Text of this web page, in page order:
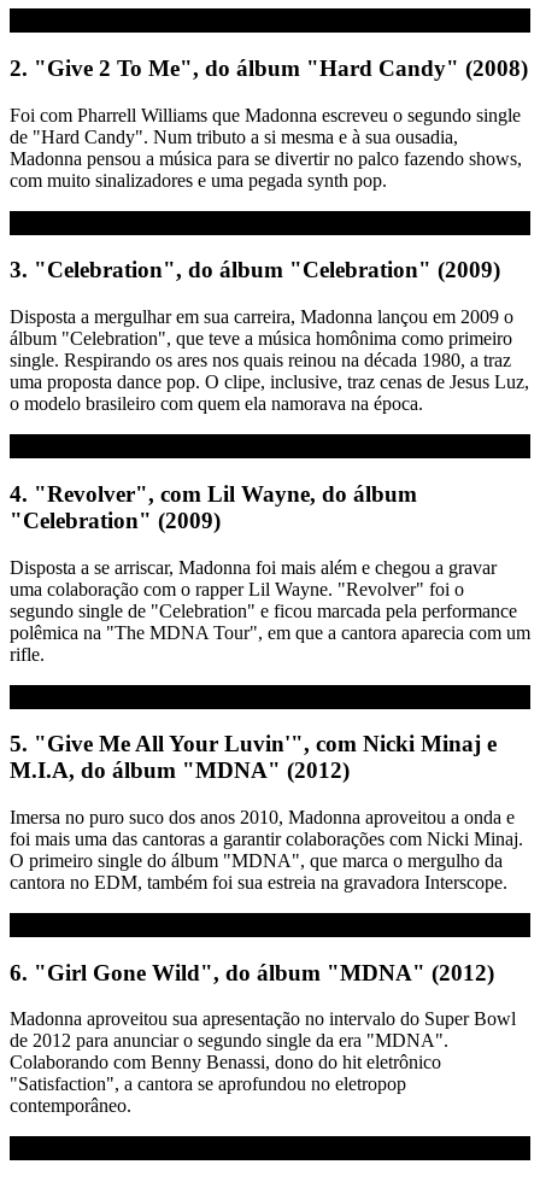
2. "Give 2 To Me", do álbum "Hard Candy" (2008)
Foi com Pharrell Williams que Madonna escreveu o segundo single
de "Hard Candy". Num tributo a si mesma e à sua ousadia,
Madonna pensou a música para se divertir no palco fazendo shows,
com muito sinalizadores e uma pegada synth pop.
3. "Celebration", do álbum "Celebration" (2009)
Disposta a mergulhar em sua carreira, Madonna lançou em 2009 o
álbum "Celebration", que teve a música homônima como primeiro
single. Respirando os ares nos quais reinou na década 1980, a traz
uma proposta dance pop. O clipe, inclusive, traz cenas de Jesus Luz,
o modelo brasileiro com quem ela namorava na época.
4. "Revolver", com Lil Wayne, do álbum
"Celebration" (2009)
Disposta a se arriscar, Madonna foi mais além e chegou a gravar
uma colaboração com o rapper Lil Wayne. "Revolver" foi o
segundo single de "Celebration" e ficou marcada pela performance
polêmica na "The MDNA Tour", em que a cantora aparecia com um
rifle.
5. "Give Me All Your Luvin'", com Nicki Minaj e
M.I.A, do álbum "MDNA" (2012)
Imersa no puro suco dos anos 2010, Madonna aproveitou a onda e
foi mais uma das cantoras a garantir colaborações com Nicki Minaj.
O primeiro single do álbum "MDNA", que marca o mergulho da
cantora no EDM, também foi sua estreia na gravadora Interscope.
6. "Girl Gone Wild", do álbum "MDNA" (2012)
Madonna aproveitou sua apresentação no intervalo do Super Bowl
de 2012 para anunciar o segundo single da era "MDNA".
Colaborando com Benny Benassi, dono do hit eletrônico
"Satisfaction", a cantora se aprofundou no eletropop
contemporâneo.